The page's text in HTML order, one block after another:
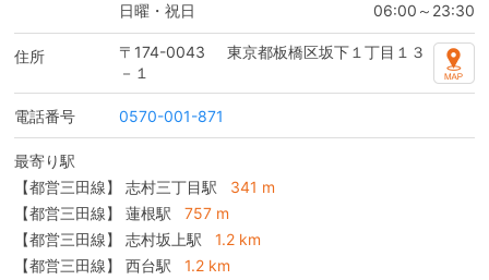
日曜・祝日
06:00～23:30
住所 〒174-0043
東京都板橋区坂下１丁目１３
－１
電話番号 0570-001-871
最寄り駅
【都営三田線】 志村三丁目駅
341 m
【都営三田線】 蓮根駅
757 m
【都営三田線】 志村坂上駅
1.2 km
【都営三田線】 西台駅
1.2 km